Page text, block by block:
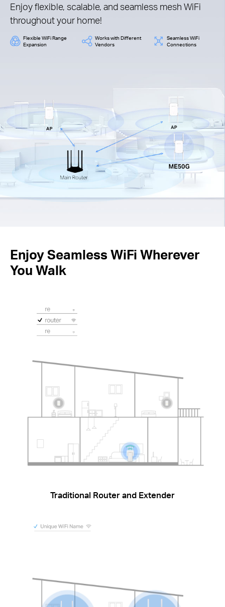
Enjoy flexible, scalable, and seamless mesh WiFi
throughout your home!
Flexible WiFi Range
Expansion
Works with Different
Vendors
Seamless WiFi
Connections
Enjoy Seamless WiFi Wherever
You Walk
Traditional Router and Extender